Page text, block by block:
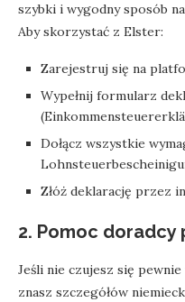
szybki i wygodny sposób
Aby skorzystać z Elster:
Zarejestruj się na
Wypełnij formularz
Dołącz wszystkie
Złóż deklarację przez
2. Pomoc doradcy
Jeśli nie czujesz się
znasz szczegółów